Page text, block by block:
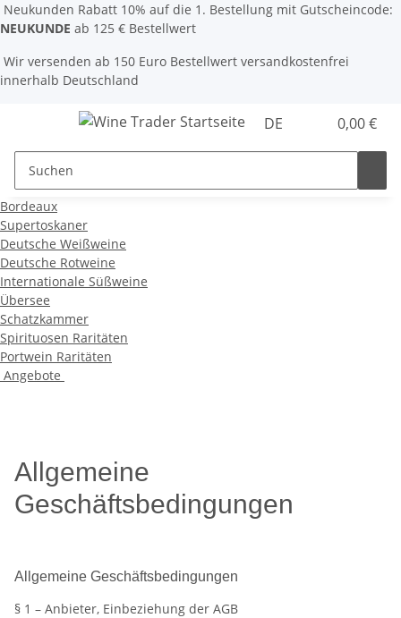
Neukunden Rabatt 10% auf die 1. Bestellung mit Gutscheincode:
NEUKUNDE ab 125 € Bestellwert
Wir versenden ab 150 Euro Bestellwert versandkostenfrei
innerhalb Deutschland
DE 0,00 €
Bordeaux
Supertoskaner
Deutsche Weißweine
Deutsche Rotweine
Internationale Süßweine
Übersee
Schatzkammer
Spirituosen Raritäten
Portwein Raritäten
Angebote
Allgemeine
Geschäftsbedingungen
Allgemeine Geschäftsbedingungen
§ 1 – Anbieter, Einbeziehung der AGB